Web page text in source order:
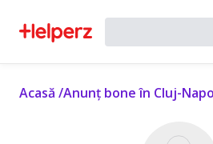
Acasă /Anunț bone în Cluj-